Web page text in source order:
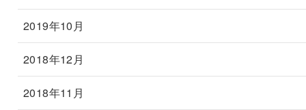
2019年10月
2018年12月
2018年11月